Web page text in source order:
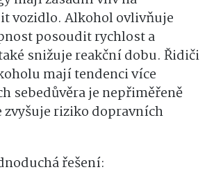
vozidlo. Alkohol ovlivňuje
posoudit rychlost a
snižuje reakční dobu. Řidiči
mají tendenci více
sebedůvěra je nepřiměřeně
zvyšuje riziko dopravních
řešení: